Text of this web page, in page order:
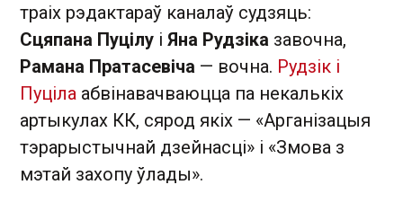
траіх рэдактараў каналаў судзяць:
Сцяпана Пуцілу і Яна Рудзіка завочна,
Рамана Пратасевіча — вочна. Рудзік і
Пуціла абвінавачваюцца па некалькіх
артыкулах КК, сярод якіх — «Арганізацыя
тэрарыстычнай дзейнасці» і «Змова з
мэтай захопу ўлады».